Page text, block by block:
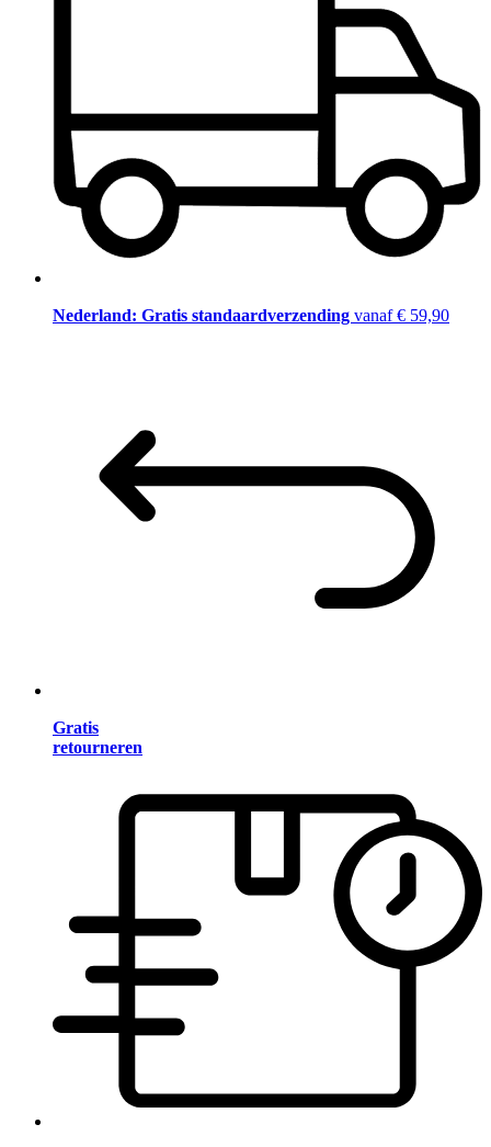
Nederland: Gratis standaardverzending vanaf € 59,90
Gratis
retourneren